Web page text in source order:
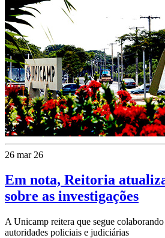
26 mar 26
Em nota, Reitoria
sobre as investigações
A Unicamp reitera que segue
autoridades policiais e judiciárias